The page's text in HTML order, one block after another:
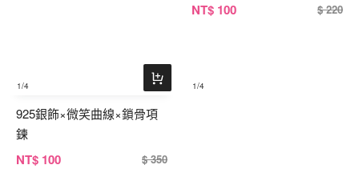
1/4
925銀飾×微笑曲線×鎖骨項
鍊
NT$ 100 $ 350
1/4
NT$ 100 $ 220